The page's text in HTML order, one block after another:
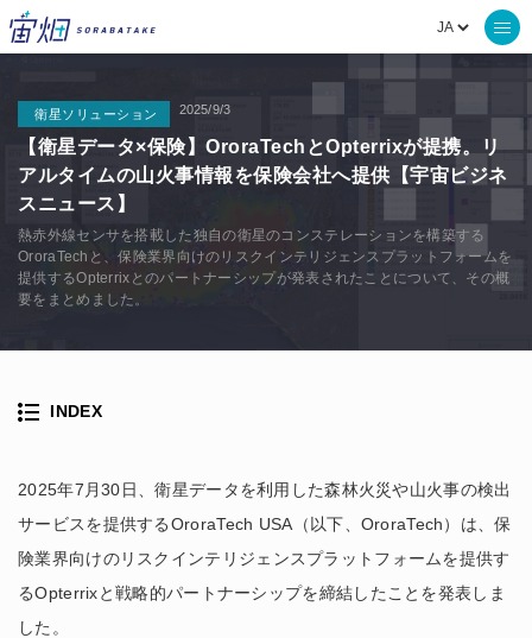
衛星ソリューション 2025/9/3
【衛星データ×保険】OroraTechとOpterrixが提携。リ
アルタイムの山火事情報を保険会社へ提供【宇宙ビジネ
スニュース】
熱赤外線センサを搭載した独自の衛星のコンステレーションを構築する
OroraTechと、保険業界向けのリスクインテリジェンスプラットフォームを
提供するOpterrixとのパートナーシップが発表されたことについて、その概
要をまとめました。
2025年7月30日、衛星データを利用した森林火災や山火事の検出
サービスを提供するOroraTech USA（以下、OroraTech）は、保
険業界向けのリスクインテリジェンスプラットフォームを提供す
るOpterrixと戦略的パートナーシップを締結したことを発表しま
した。
INDEX